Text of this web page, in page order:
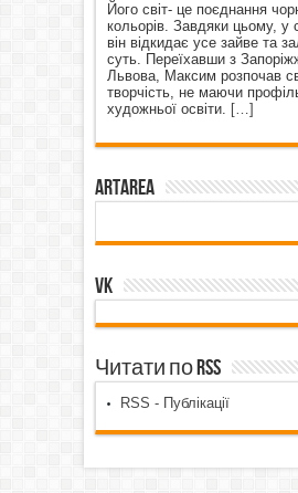
Його світ- це поєднання
кольорів. Завдяки цьому, у
він відкидає усе зайве та
суть. Переїхавши з
Львова, Максим розпочав
творчість, не маючи
художньої освіти. […]
ArtArea
VK
Читати по RSS
RSS - Публікації